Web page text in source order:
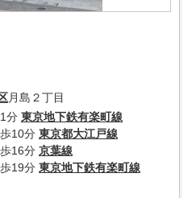
月島２丁目
分 東京地下鉄有楽町線
10分 東京都大江戸線
16分 京葉線
19分 東京地下鉄有楽町線